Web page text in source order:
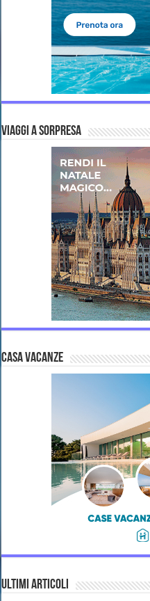
VIAGGI A SORPRESA
CASA VACANZE
ULTIMI ARTICOLI